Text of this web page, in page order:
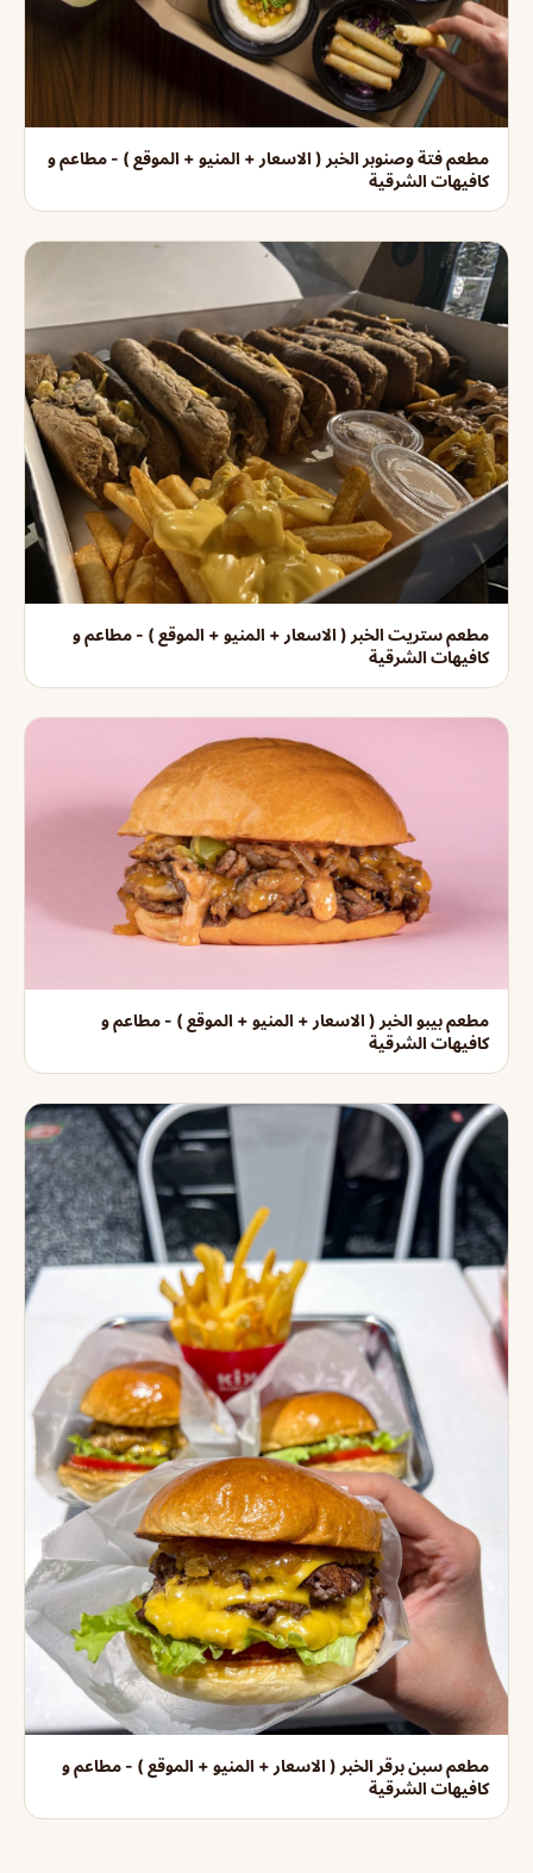
مطعم فتة وصنوبر الخبر ( الاسعار + المنيو + الموقع ) - مطاعم و
كافيهات الشرقية
مطعم ستريت الخبر ( الاسعار + المنيو + الموقع ) - مطاعم و
كافيهات الشرقية
مطعم بيبو الخبر ( الاسعار + المنيو + الموقع ) - مطاعم و
كافيهات الشرقية
مطعم سبن برقر الخبر ( الاسعار + المنيو + الموقع ) - مطاعم و
كافيهات الشرقية